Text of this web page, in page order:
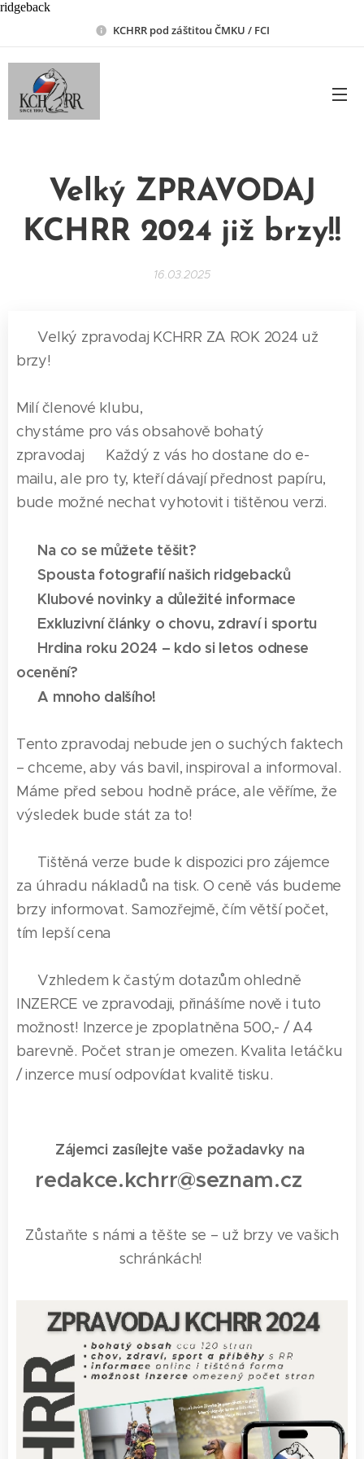
ridgeback
KCHRR pod záštitou ČMKU / FCI
Velký ZPRAVODAJ
KCHRR 2024 již brzy!!
16.03.2025
📢 Velký zpravodaj KCHRR ZA ROK 2024 už
brzy! 📰🐾
Milí členové klubu,
chystáme pro vás obsahově bohatý
zpravodaj✨ Každý z vás ho dostane do e-
mailu, ale pro ty, kteří dávají přednost papíru,
bude možné nechat vyhotovit i tištěnou verzi.
Na co se můžete těšit?
📸 Spousta fotografií našich ridgebacků
📢 Klubové novinky a důležité informace
📝 Exkluzivní články o chovu, zdraví i sportu
🏆 Hrdina roku 2024 – kdo si letos odnese
ocenění?
📖 A mnoho dalšího!
Tento zpravodaj nebude jen o suchých faktech
– chceme, aby vás bavil, inspiroval a informoval.
Máme před sebou hodně práce, ale věříme, že
výsledek bude stát za to!
📌 Tištěná verze bude k dispozici pro zájemce
za úhradu nákladů na tisk. O ceně vás budeme
brzy informovat. Samozřejmě, čím větší počet,
tím lepší cena 😊
📌 Vzhledem k častým dotazům ohledně
INZERCE ve zpravodaji, přinášíme nově i tuto
možnost! Inzerce je zpoplatněna 500,- / A4
barevně. Počet stran je omezen. Kvalita letáčku
/ inzerce musí odpovídat kvalitě tisku.
Zájemci zasílejte vaše požadavky na
redakce.kchrr@seznam.cz 📩
Zůstaňte s námi a těšte se – už brzy ve vašich
schránkách! 🎁📧